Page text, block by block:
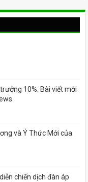
10%: Bài viết mới
và Ý Thức Mới của
chiến dịch đàn áp